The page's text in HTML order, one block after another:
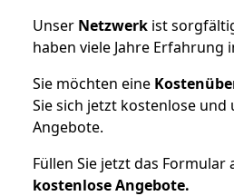
Unser Netzwerk ist
haben viele Jahre Erfahrung
Sie möchten eine
Sie sich jetzt kostenlose
Angebote.
Füllen Sie jetzt das Formular
kostenloseAngebote.